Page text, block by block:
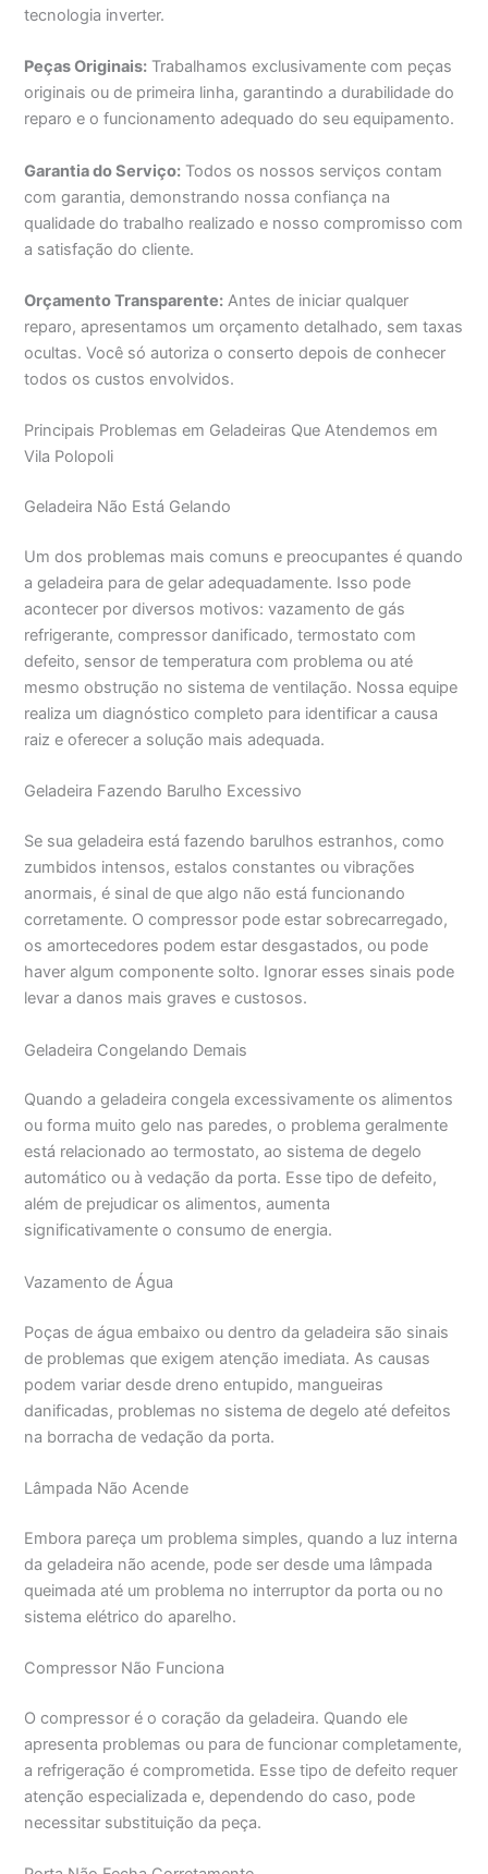
tecnologia inverter.
Peças Originais: Trabalhamos exclusivamente com peças
originais ou de primeira linha, garantindo a durabilidade do
reparo e o funcionamento adequado do seu equipamento.
Garantia do Serviço: Todos os nossos serviços contam
com garantia, demonstrando nossa confiança na
qualidade do trabalho realizado e nosso compromisso com
a satisfação do cliente.
Orçamento Transparente: Antes de iniciar qualquer
reparo, apresentamos um orçamento detalhado, sem taxas
ocultas. Você só autoriza o conserto depois de conhecer
todos os custos envolvidos.
Principais Problemas em Geladeiras Que Atendemos em
Vila Polopoli
Geladeira Não Está Gelando
Um dos problemas mais comuns e preocupantes é quando
a geladeira para de gelar adequadamente. Isso pode
acontecer por diversos motivos: vazamento de gás
refrigerante, compressor danificado, termostato com
defeito, sensor de temperatura com problema ou até
mesmo obstrução no sistema de ventilação. Nossa equipe
realiza um diagnóstico completo para identificar a causa
raiz e oferecer a solução mais adequada.
Geladeira Fazendo Barulho Excessivo
Se sua geladeira está fazendo barulhos estranhos, como
zumbidos intensos, estalos constantes ou vibrações
anormais, é sinal de que algo não está funcionando
corretamente. O compressor pode estar sobrecarregado,
os amortecedores podem estar desgastados, ou pode
haver algum componente solto. Ignorar esses sinais pode
levar a danos mais graves e custosos.
Geladeira Congelando Demais
Quando a geladeira congela excessivamente os alimentos
ou forma muito gelo nas paredes, o problema geralmente
está relacionado ao termostato, ao sistema de degelo
automático ou à vedação da porta. Esse tipo de defeito,
além de prejudicar os alimentos, aumenta
significativamente o consumo de energia.
Vazamento de Água
Poças de água embaixo ou dentro da geladeira são sinais
de problemas que exigem atenção imediata. As causas
podem variar desde dreno entupido, mangueiras
danificadas, problemas no sistema de degelo até defeitos
na borracha de vedação da porta.
Lâmpada Não Acende
Embora pareça um problema simples, quando a luz interna
da geladeira não acende, pode ser desde uma lâmpada
queimada até um problema no interruptor da porta ou no
sistema elétrico do aparelho.
Compressor Não Funciona
O compressor é o coração da geladeira. Quando ele
apresenta problemas ou para de funcionar completamente,
a refrigeração é comprometida. Esse tipo de defeito requer
atenção especializada e, dependendo do caso, pode
necessitar substituição da peça.